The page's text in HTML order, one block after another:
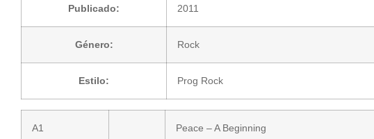
Publicado: 2011
Género: Rock
Estilo: Prog Rock
A1 Peace – A Beginning